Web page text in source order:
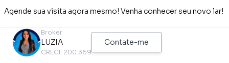
Agende sua visita agora mesmo! Venha conhecer seu novo lar!
Com a Nova São Paulo a compra do seu imóvel é mais segura.
Oferecemos assessoria gratuita em financiamento
imobiliário, orientando o cliente em todo o processo de
Broker
LUZIA
CRECI: 200.369
Contate-me